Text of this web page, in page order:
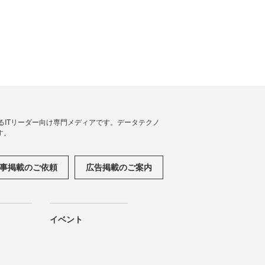
リーダー向け専門メディアです。データテクノ
掲載のご依頼 広告掲載のご案内
イベント